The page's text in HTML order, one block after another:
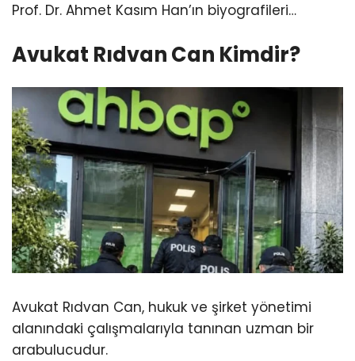
Prof. Dr. Ahmet Kasım Han’ın biyografileri…
Avukat Rıdvan Can Kimdir?
Avukat Rıdvan Can, hukuk ve şirket yönetimi
alanındaki çalışmalarıyla tanınan uzman bir
arabulucudur.